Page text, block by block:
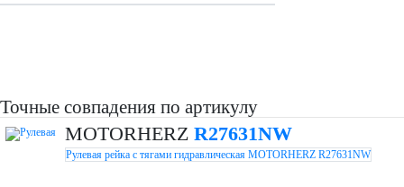
Точные совпадения по артикулу
MOTORHERZ R27631NW
Рулевая рейка с тягами гидравлическая MOTORHERZ R27631NW